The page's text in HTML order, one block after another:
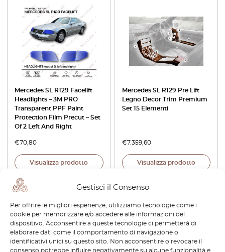
Gestisci il Consenso
Per offrire le migliori esperienze, utilizziamo tecnologie come i
cookie per memorizzare e/o accedere alle informazioni del
dispositivo. Acconsentire a queste tecnologie ci permetterà di
elaborare dati come il comportamento di navigazione o
identificativi unici su questo sito. Non acconsentire o revocare il
consenso potrebbe influire negativamente su alcune funzionalità e
Mercedes SL R129 Facelift
Headlights – 3M PRO
Transparent PPF Paint
Protection Film Precut – Set
Of 2 Left And Right
€70,80
Visualizza prodotto
Mercedes SL R129 Pre Lift
Legno Decor Trim Premium
Set 15 Elementi
€7.359,60
Visualizza prodotto
-30%